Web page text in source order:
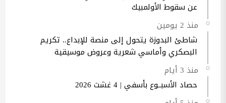
عن سقوط الأولمبيك
منذ 2 يومين
شاطئ البدوزة يتحول إلى منصة للإبداع.. تكريم
البصكري وأماسي شعرية وعروض موسيقية
منذ 3 أيام
حصاد الأسبــوع بأسفي | 4 غشت 2026